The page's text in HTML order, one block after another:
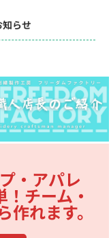
らせ
・アパレ
チーム・
れます。